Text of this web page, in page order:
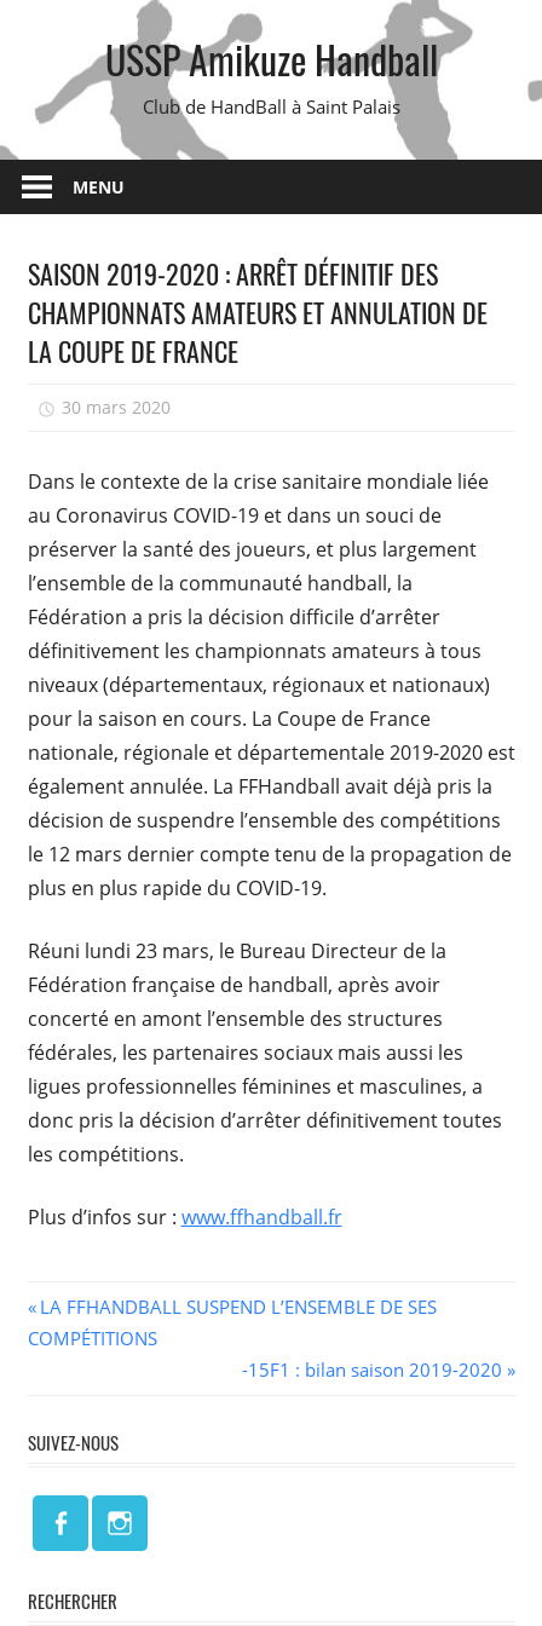
USSP Amikuze Handball
Club de HandBall à Saint Palais
MENU
SAISON 2019-2020 : ARRÊT DÉFINITIF DES
CHAMPIONNATS AMATEURS ET ANNULATION DE
LA COUPE DE FRANCE
30 mars 2020
Dans le contexte de la crise sanitaire mondiale liée
au Coronavirus COVID-19 et dans un souci de
préserver la santé des joueurs, et plus largement
l’ensemble de la communauté handball, la
Fédération a pris la décision difficile d’arrêter
définitivement les championnats amateurs à tous
niveaux (départementaux, régionaux et nationaux)
pour la saison en cours. La Coupe de France
nationale, régionale et départementale 2019-2020 est
également annulée. La FFHandball avait déjà pris la
décision de suspendre l’ensemble des compétitions
le 12 mars dernier compte tenu de la propagation de
plus en plus rapide du COVID-19.
Réuni lundi 23 mars, le Bureau Directeur de la
Fédération française de handball, après avoir
concerté en amont l’ensemble des structures
fédérales, les partenaires sociaux mais aussi les
ligues professionnelles féminines et masculines, a
donc pris la décision d’arrêter définitivement toutes
les compétitions.
Plus d’infos sur : www.ffhandball.fr
Navigation
de
Previous
Post:
LA FFHANDBALL SUSPEND L’ENSEMBLE DE SES
COMPÉTITIONS
Next
-15F1 : bilan saison 2019-2020
SUIVEZ-NOUS
RECHERCHER